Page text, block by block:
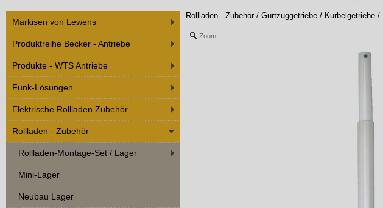
Markisen von Lewens
Produktreihe Becker - Antriebe
Produkte - WTS Antriebe
Funk-Lösungen
Elektrische Rollladen Zubehör
Rollladen - Zubehör
Rollladen-Montage-Set / Lager
Mini-Lager
Neubau Lager
Rollladen - Zubehör / Gurtzuggetriebe / Kurbelgetriebe /
Zoom